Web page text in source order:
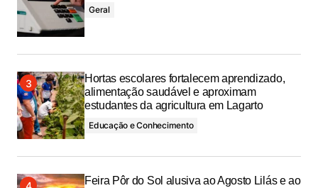
Geral
Hortas escolares fortalecem aprendizado,
alimentação saudável e aproximam
estudantes da agricultura em Lagarto
Educação e Conhecimento
Feira Pôr do Sol alusiva ao Agosto Lilás e ao